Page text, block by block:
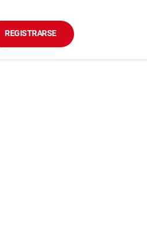
REGISTRARSE